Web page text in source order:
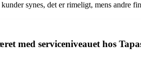
synes, det er rimeligt, mens
med serviceniveauet hos